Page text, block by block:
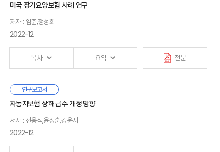
필요성은 더욱 높아질 것으로 예상된다. 보험회사의 기존
고객층은 감소하여 시장이 세분화되는 가운데, 소비자는 사전
위험관리 등 다양한 서비스를 필요로 하고, 보험소비여정에서
새로운 경험을 요구하고 있다. 인력 고령화로 보험산업(특히,
판매채널)의 노동생산성 저하가 심화되고 있으나, 빅데이터
등 신기술의 발전은 가치사슬을 정교화하여 효율성을
혁신을 촉진하기 위해 개방형 생태계 조성을 유도하고 있어
향후 경쟁구도가 개별기업 중심의 단순한 형태에서 생태계를
중심으로 한 복잡한 형태로 변화할 것으로 예상된다.
해외 주요 보험회사의 디지털전환을 살펴보면, 다음과 같은
공통점을 발견할 수 있다. 중
밀접하게 연계되어 있다. 또한 디지털전환 추진 초기에는
1. 현장
2. 사례 분석
3. 시사점
1. 국내 보험산업의 디지털전환
2. 효과적인 디지털전환을 위한 과제
· 참고문헌
기여해 왔으나, 각기 다른 기관에서 분리·운영됨에 따라 제도 간에
여러 불일치 문제가 발생하고 있다. 모든 보험제도에서는
기본적으로 이중보상 금지라는 보험의 기본 원리에 따라
중복보장을 금지하고 있으나, 각 보험제도의 보상 성격에 따라
소비자의 권리 침해에 대한 문제 혹은 보험자 간의 구상권을
제한하는 경우가 발생한다는 점을 유의할 필요가 있다. 또한 각
의료보장제도는 통합적으로 관리되지 않음에 따라 상호 영향을
주고받게 되는데, 이때 제도별 급여 보상 범위에 차이가 있기
때문에 어떤 제도를 우선 적용하느냐에 따라 소비자 후생이
달라지는 문제가 발생할 수 있다.
보험제도 선택에 따라 소비자 후생이 달라지는 문제를 해결하기
위해서는 각 보험제도의 취지와 제도 간 상호연계성을 고려하여
1. 연구배경 및 연구목적
2. 선행연구
Ⅱ. 국민의료비 보험제도 운영 현황
1. 개요
2. 보험제도별 운영 현황
Ⅲ. 국민의료비 보험제도 비교
1. 보험급부
3. 보험금 관리체계
미국 장기요양보험 사례 연구
저자 : 임준,정성희
2022-12
목차 요약 전문
본 연구에서는 미국 장기요양보험 사례 분석을 통해 ① 상품개발,
② 구조조정, ③ 세제지원의 3가지 측면에서 실손의료보험 관련
첫째, 국내 실손의료보험의 경우 2009년 표준화 이후 주로
Ⅰ. 서론
Ⅱ. 국내 실손의료보험
1. 시장 현황
2. 주요 이슈
연구보고서
자동차보험 상해 급수 개정 방향
저자 : 전용식,윤성훈,강윤지
2022-12